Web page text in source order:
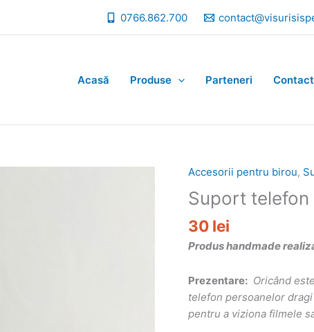
0766.862.700
Acasă Produse Parteneri Contact
Accesorii pentru birou,
Suport telefon
30 lei
Produs handmade
Prezentare: Oricând
telefon persoanelor
pentru a viziona filmele